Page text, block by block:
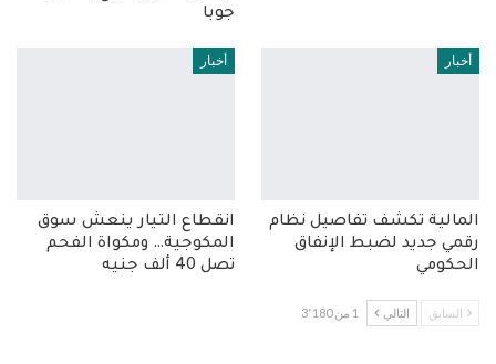
جوبا
أخبار
المالية تكشف تفاصيل نظام
رقمي جديد لضبط الإنفاق
الحكومي
أخبار
انقطاع التيار ينعش سوق
المكوجية… ومكواة الفحم
تصل 40 ألف جنيه
السابق التالي 1 من 3٬180